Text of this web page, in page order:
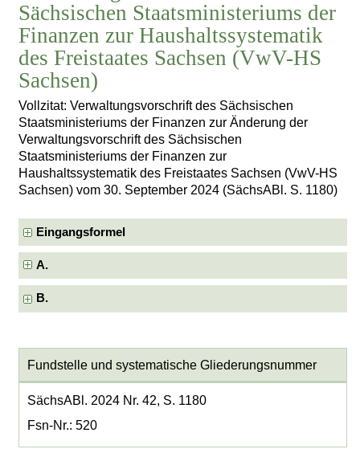
Sächsischen Staatsministeriums der
Finanzen zur Haushaltssystematik
des Freistaates Sachsen (VwV-HS
Sachsen)
Vollzitat: Verwaltungsvorschrift des Sächsischen
Staatsministeriums der Finanzen zur Änderung der
Verwaltungsvorschrift des Sächsischen
Staatsministeriums der Finanzen zur
Haushaltssystematik des Freistaates Sachsen (VwV-HS
Sachsen) vom 30. September 2024 (SächsABl. S. 1180)
Eingangsformel
A.
B.
Fundstelle und systematische Gliederungsnummer
SächsABl. 2024 Nr. 42, S. 1180
Fsn-Nr.: 520